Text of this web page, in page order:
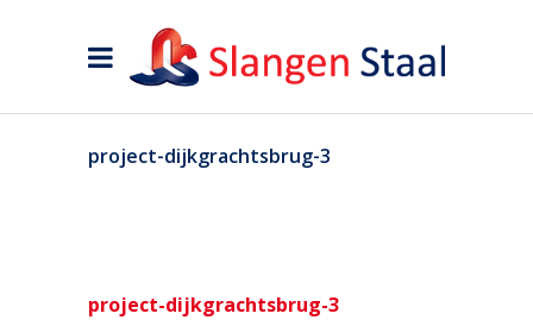
project-dijkgrachtsbrug-3
project-dijkgrachtsbrug-3